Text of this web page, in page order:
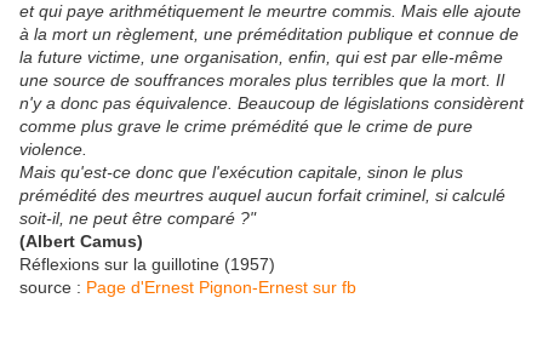
et qui paye arithmétiquement le meurtre commis. Mais elle ajoute
à la mort un règlement, une préméditation publique et connue de
la future victime, une organisation, enfin, qui est par elle-même
une source de souffrances morales plus terribles que la mort. Il
n'y a donc pas équivalence. Beaucoup de législations considèrent
comme plus grave le crime prémédité que le crime de pure
violence.
Mais qu'est-ce donc que l'exécution capitale, sinon le plus
prémédité des meurtres auquel aucun forfait criminel, si calculé
soit-il, ne peut être comparé ?"
(Albert Camus)
Réflexions sur la guillotine (1957)
source : Page d'Ernest Pignon-Ernest sur fb